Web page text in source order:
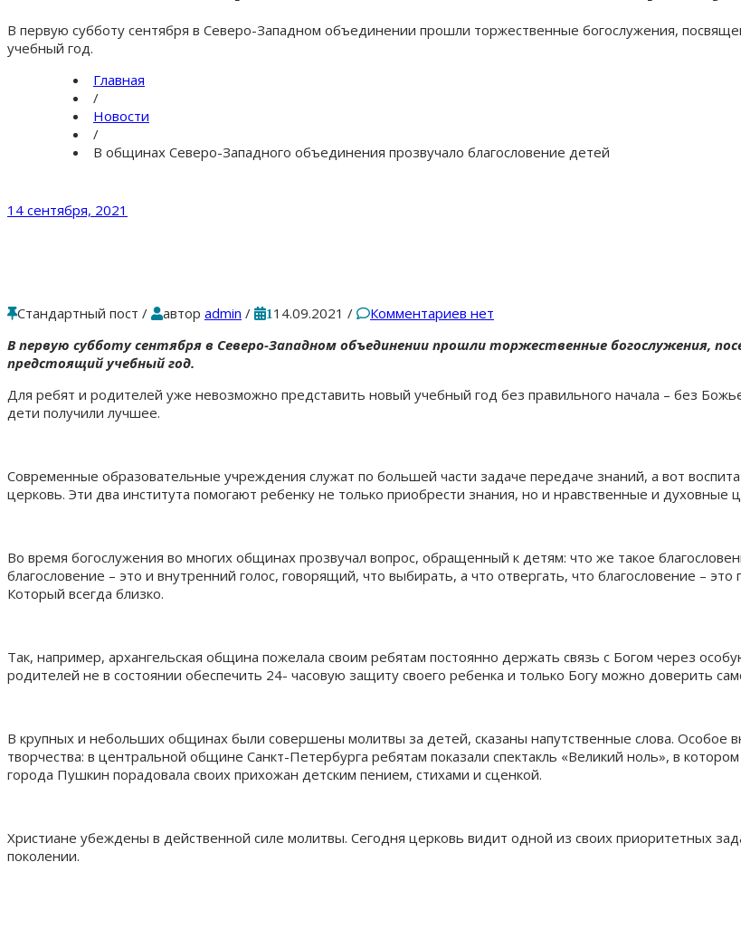
В первую субботу сентября в Северо-Западном объединении прошли торжественные богослужения,
учебный год.
Главная
/
Новости
/
В общинах Северо-Западного объединения прозвучало благословение детей
14 сентября, 2021
Стандартный пост / автор admin / 1 14.09.2021 /
Комментариев нет
В первую субботу сентября в Северо-Западном объединении прошли торжественные богослужения,
предстоящий учебный год.
Для ребят и родителей уже невозможно представить новый учебный год без правильного начала – без
дети получили лучшее.
Современные образовательные учреждения служат по большей части задаче передаче знаний, а вот
церковь. Эти два института помогают ребенку не только приобрести знания, но и нравственные и духовные
Во время богослужения во многих общинах прозвучал вопрос, обращенный к детям: что же такое
благословение – это и внутренний голос, говорящий, что выбирать, а что отвергать, что благословение –
Который всегда близко.
Так, например, архангельская община пожелала своим ребятам постоянно держать связь с Богом через
родителей не в состоянии обеспечить 24- часовую защиту своего ребенка и только Богу можно доверить
В крупных и небольших общинах были совершены молитвы за детей, сказаны напутственные слова. Особое
творчества: в центральной общине Санкт-Петербурга ребятам показали спектакль «Великий ноль», в
города Пушкин порадовала своих прихожан детским пением, стихами и сценкой.
Христиане убеждены в действенной силе молитвы. Сегодня церковь видит одной из своих приоритетных
поколении.